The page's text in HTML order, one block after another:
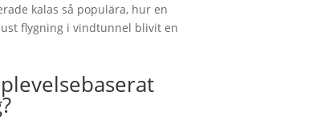
kalas så populära, hur en
flygning i vindtunnel blivit en